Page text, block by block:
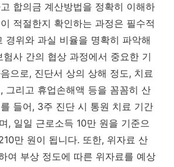
합의금 계산방법을 정확히 이해하
적절한지 확인하는 과정은 필수적
경위와 과실 비율을 명확히 파악해
사 간의 협상 과정에서 중요한 기
으로, 진단서 상의 상해 정도, 치료
그리고 휴업손해액 등을 꼼꼼히 산
들어, 3주 진단 시 통원 치료 기간
, 일일 근로소득 10만 원을 기준으
만 원이 됩니다. 또한, 위자료 산
여 부상 정도에 따른 위자료를 예상